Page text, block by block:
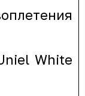
White